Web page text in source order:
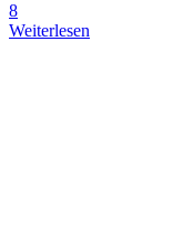
8
Weiterlesen